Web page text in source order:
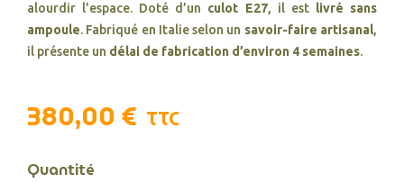
alourdir l’espace. Doté d’un culot E27, il est livré sans
ampoule. Fabriqué en Italie selon un savoir-faire artisanal,
il présente un délai de fabrication d’environ 4 semaines.
380,00 € TTC
Quantité